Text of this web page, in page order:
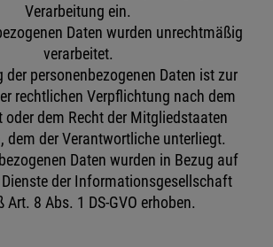
Verarbeitung ein.
Daten wurden unrechtmäßig
verarbeitet.
der personenbezogenen Daten ist zur
rechtlichen Verpflichtung nach dem
oder dem Recht der Mitgliedstaaten
dem der Verantwortliche unterliegt.
Daten wurden in Bezug auf
der Informationsgesellschaft
Art. 8 Abs. 1 DS-GVO erhoben.